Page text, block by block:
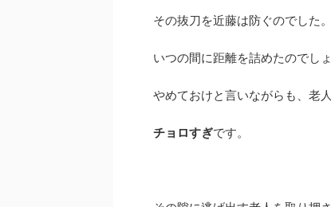
その抜刀を近藤は防ぐのでした。
いつの間に距離を詰めたのでしょ
やめておけと言いながらも、老
チョロすぎです。